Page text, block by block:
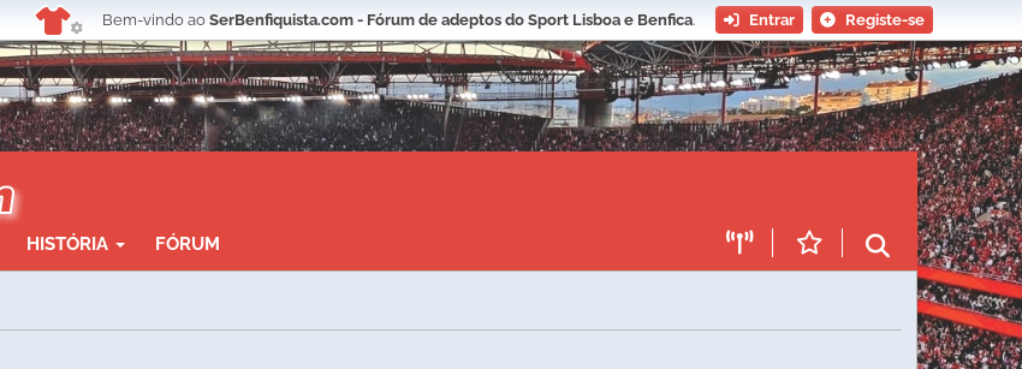
Bem-vindo ao SerBenfiquista.com - Fórum de adeptos do Sport Lisboa e Benfica. Entrar Registe-se
HISTÓRIA FÓRUM